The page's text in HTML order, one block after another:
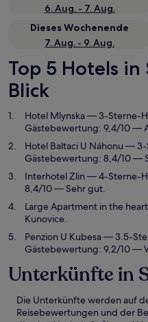
6. Aug. - 7. Aug.
Dieses Wochenende
7. Aug. - 9. Aug.
Top 5 Hotels
Blick
Hotel Mlynska— 3-Sterne-
Gästebewertung: 9,4/10 —
Hotel Baltaci U Náhonu — 3-
Gästebewertung: 8,4/10 —
Interhotel Zlin— 4-Sterne-
8,4/10 — Sehr gut.
Large Apartment in the
Kunovice.
Penzion U Kubesa— 3.5-
Gästebewertung: 9,2/10 —
Unterkünfte in
Die Unterkünfte werden auf
Reisebewertungen und der